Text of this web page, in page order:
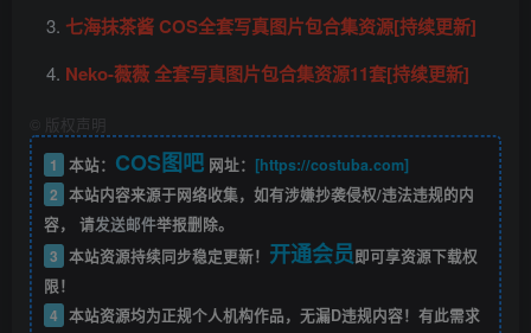
七海抹茶酱 COS全套写真图片包合集资源[持续更新]
Neko-薇薇 全套写真图片包合集资源11套[持续更新]
版权声明
1
本站： COS图吧网址： [https://costuba.com]
2 本站内容来源于网络收集，如有涉嫌抄袭侵权/违法违规的内
容， 请发送邮件举报删除。
3 本站资源持续同步稳定更新！ 开通会员即可享资源下载权
限！
4 本站资源均为正规个人机构作品，无漏D违规内容！有此需求